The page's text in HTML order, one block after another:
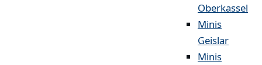
Oberkassel
Minis
Geislar
Minis